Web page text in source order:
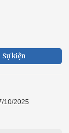
Sự kiện
10/2025